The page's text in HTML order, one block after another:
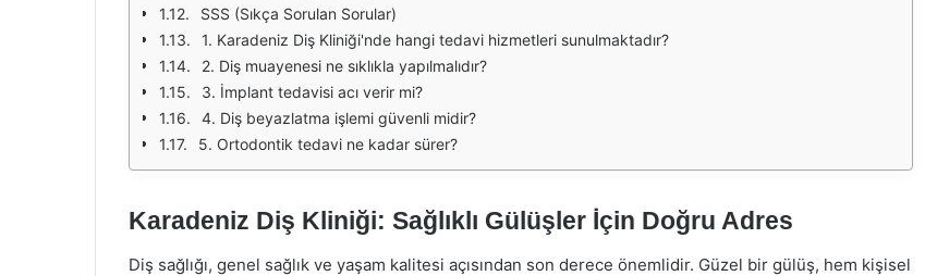
SSS (Sıkça Sorulan Sorular)
1. Karadeniz Diş Kliniği'nde hangi tedavi hizmetleri sunulmaktadır?
2. Diş muayenesi ne sıklıkla yapılmalıdır?
3. İmplant tedavisi acı verir mi?
4. Diş beyazlatma işlemi güvenli midir?
5. Ortodontik tedavi ne kadar sürer?
Karadeniz Diş Kliniği: Sağlıklı Gülüşler İçin Doğru Adres
Diş sağlığı, genel sağlık ve yaşam kalitesi açısından son derece önemlidir. Güzel bir gülüş, hem kişisel